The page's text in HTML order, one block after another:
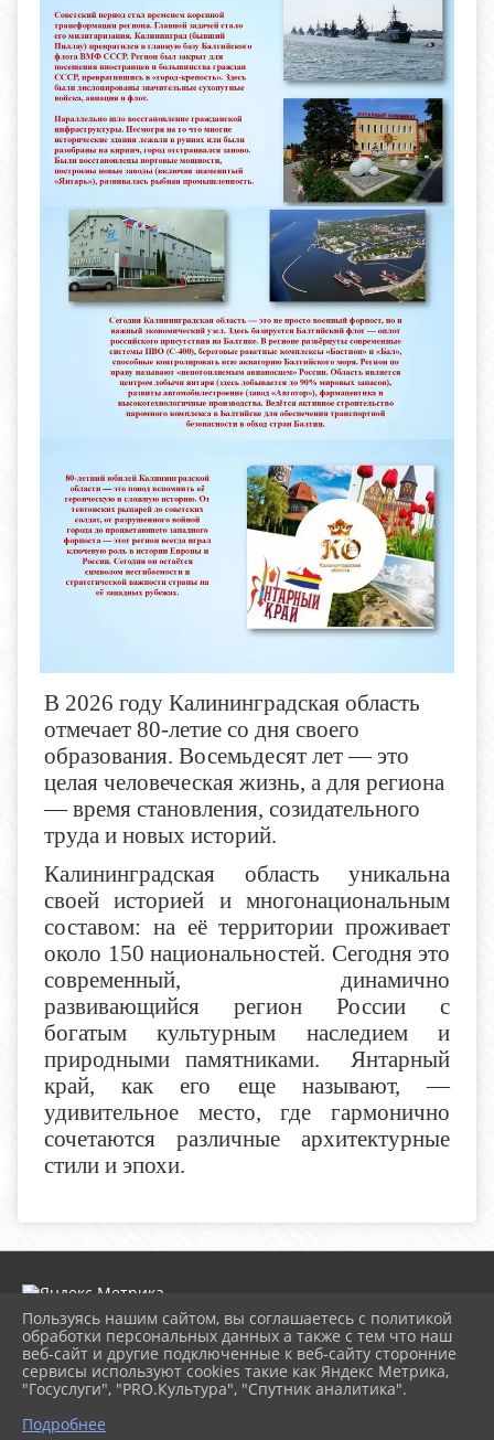
В 2026 году Калининградская область
отмечает 80-летие со дня своего
образования. Восемьдесят лет — это
целая человеческая жизнь, а для региона
— время становления, созидательного
труда и новых историй.
Калининградская область уникальна
своей историей и многонациональным
составом: на её территории проживает
около 150 национальностей. Сегодня это
современный, динамично
развивающийся регион России с
богатым культурным наследием и
природными памятниками. Янтарный
край, как его еще называют, —
удивительное место, где гармонично
сочетаются различные архитектурные
стили и эпохи.
2026 г. childrenlib.pavkult.ru
Вход
Карта сайта
Политика обработки персональных данных
Пользуясь нашим сайтом, вы соглашаетесь с политикой
обработки персональных данных а также с тем что наш
веб-сайт и другие подключенные к веб-сайту сторонние
сервисы используют cookies такие как Яндекс Метрика,
"Госуслуги", "PRO.Культура", "Спутник аналитика".
Подробнее